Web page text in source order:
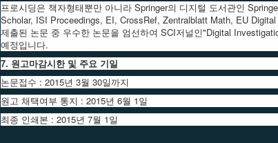
프로시딩은 책자형태뿐만 아니라 Springer의 디지털 도서관인
Scholar, ISI Proceedings, EI, CrossRef, Zentralblatt Math, EU
제출된 논문 중 우수한 논문을 엄선하여 SCI저널인"Digital
예정입니다.
7. 원고마감시한 및 주요 기일
논문접수 : 2015년 3월 30일까지
원고 채택여부 통지 : 2015년 6월 1일
최종 인쇄본 : 2015년 7월 1일